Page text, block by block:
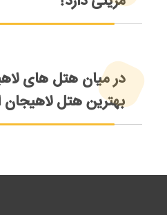
پرداختی،
دست خواهید آورد.
در میان هتل های
بهترین هتل